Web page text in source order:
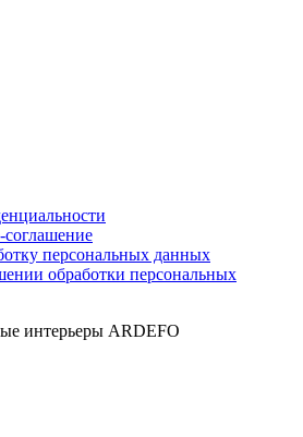
соглашение
персональных данных
обработки персональных
интерьеры ARDEFO